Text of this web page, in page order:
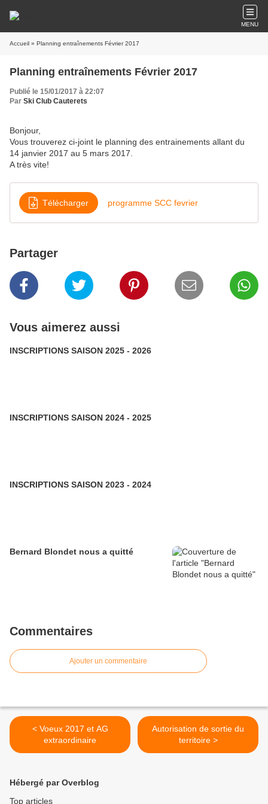
MENU
Accueil » Planning entraînements Février 2017
Planning entraînements Février 2017
Publié le 15/01/2017 à 22:07
Par Ski Club Cauterets
Bonjour,
Vous trouverez ci-joint le planning des entrainements allant du
14 janvier 2017 au 5 mars 2017.
A très vite!
Télécharger programme SCC fevrier
Partager
Vous aimerez aussi
INSCRIPTIONS SAISON 2025 - 2026
INSCRIPTIONS SAISON 2024 - 2025
INSCRIPTIONS SAISON 2023 - 2024
Bernard Blondet nous a quitté
Commentaires
Ajouter un commentaire
< Voeux 2017 et AG
extraordinaire
Autorisation de sortie du
territoire >
Hébergé par Overblog
Top articles